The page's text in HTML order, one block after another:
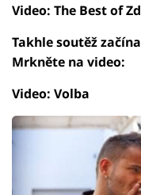
Video: The Best of
Takhle soutěž
Mrkněte na video:
Video: Volba